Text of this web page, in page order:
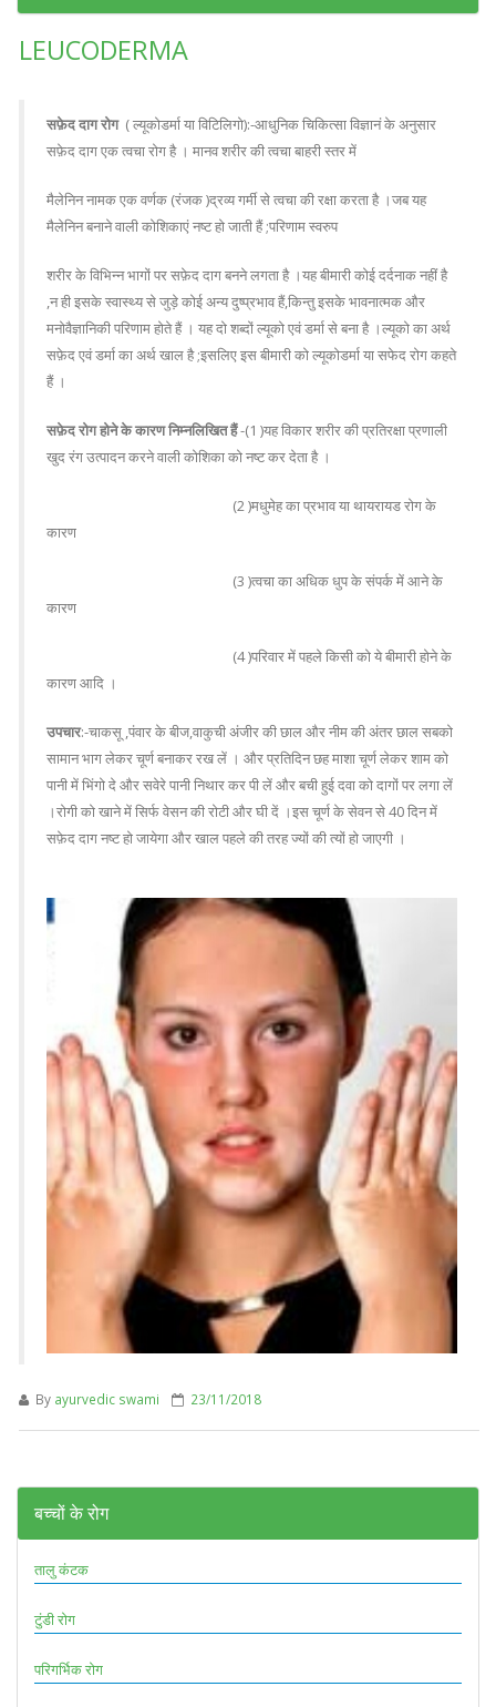
LEUCODERMA
सफ़ेद दाग रोग( ल्यूकोडर्मा या विटिलिगो):-आधुनिक चिकित्सा विज्ञानं के अनुसार
सफ़ेद दाग एक त्वचा रोग है । मानव शरीर की त्वचा बाहरी स्तर में
मैलेनिन नामक एक वर्णक (रंजक )द्रव्य गर्मी से त्वचा की रक्षा करता है ।जब यह
मैलेनिन बनाने वाली कोशिकाएं नष्ट हो जाती हैं ;परिणाम स्वरुप
शरीर के विभिन्न भागों पर सफ़ेद दाग बनने लगता है ।यह बीमारी कोई दर्दनाक नहीं है
,न ही इसके स्वास्थ्य से जुड़े कोई अन्य दुष्प्रभाव हैं,किन्तु इसके भावनात्मक और
मनोवैज्ञानिकी परिणाम होते हैं । यह दो शब्दों ल्यूको एवं डर्मा से बना है ।ल्यूको का अर्थ
सफ़ेद एवं डर्मा का अर्थ खाल है ;इसलिए इस बीमारी को ल्यूकोडर्मा या सफेद रोग कहते
हैं ।
सफ़ेद रोग होने के कारण निम्नलिखित हैं-(1 )यह विकार शरीर की प्रतिरक्षा प्रणाली
खुद रंग उत्पादन करने वाली कोशिका को नष्ट कर देता है ।
(2 )मधुमेह का प्रभाव या थायरायड रोग के
कारण
(3 )त्वचा का अधिक धुप के संपर्क में आने के
कारण
(4 )परिवार में पहले किसी को ये बीमारी होने के
कारण आदि ।
उपचार:-चाकसू ,पंवार के बीज,वाकुची अंजीर की छाल और नीम की अंतर छाल सबको
सामान भाग लेकर चूर्ण बनाकर रख लें । और प्रतिदिन छह माशा चूर्ण लेकर शाम को
पानी में भिंगो दे और सवेरे पानी निथार कर पी लें और बची हुई दवा को दागों पर लगा लें
।रोगी को खाने में सिर्फ वेसन की रोटी और घी दें ।इस चूर्ण के सेवन से 40 दिन में
सफ़ेद दाग नष्ट हो जायेगा और खाल पहले की तरह ज्यों की त्यों हो जाएगी ।
By ayurvedic swami 23/11/2018
बच्चों के रोग
तालु कंटक
टुंडी रोग
परिगर्भिक रोग